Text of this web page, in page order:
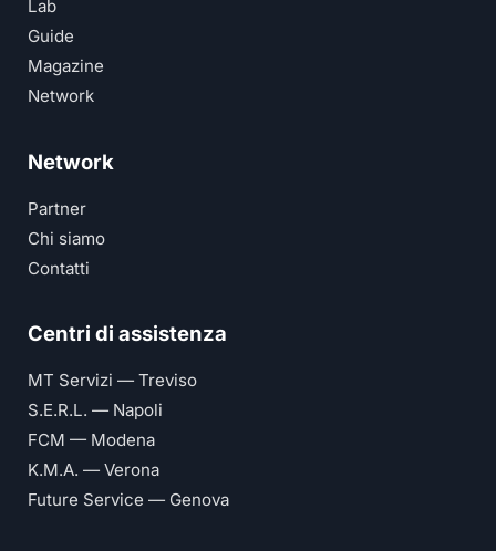
Lab
Guide
Magazine
Network
Network
Partner
Chi siamo
Contatti
Centri di assistenza
MT Servizi — Treviso
S.E.R.L. — Napoli
FCM — Modena
K.M.A. — Verona
Future Service — Genova